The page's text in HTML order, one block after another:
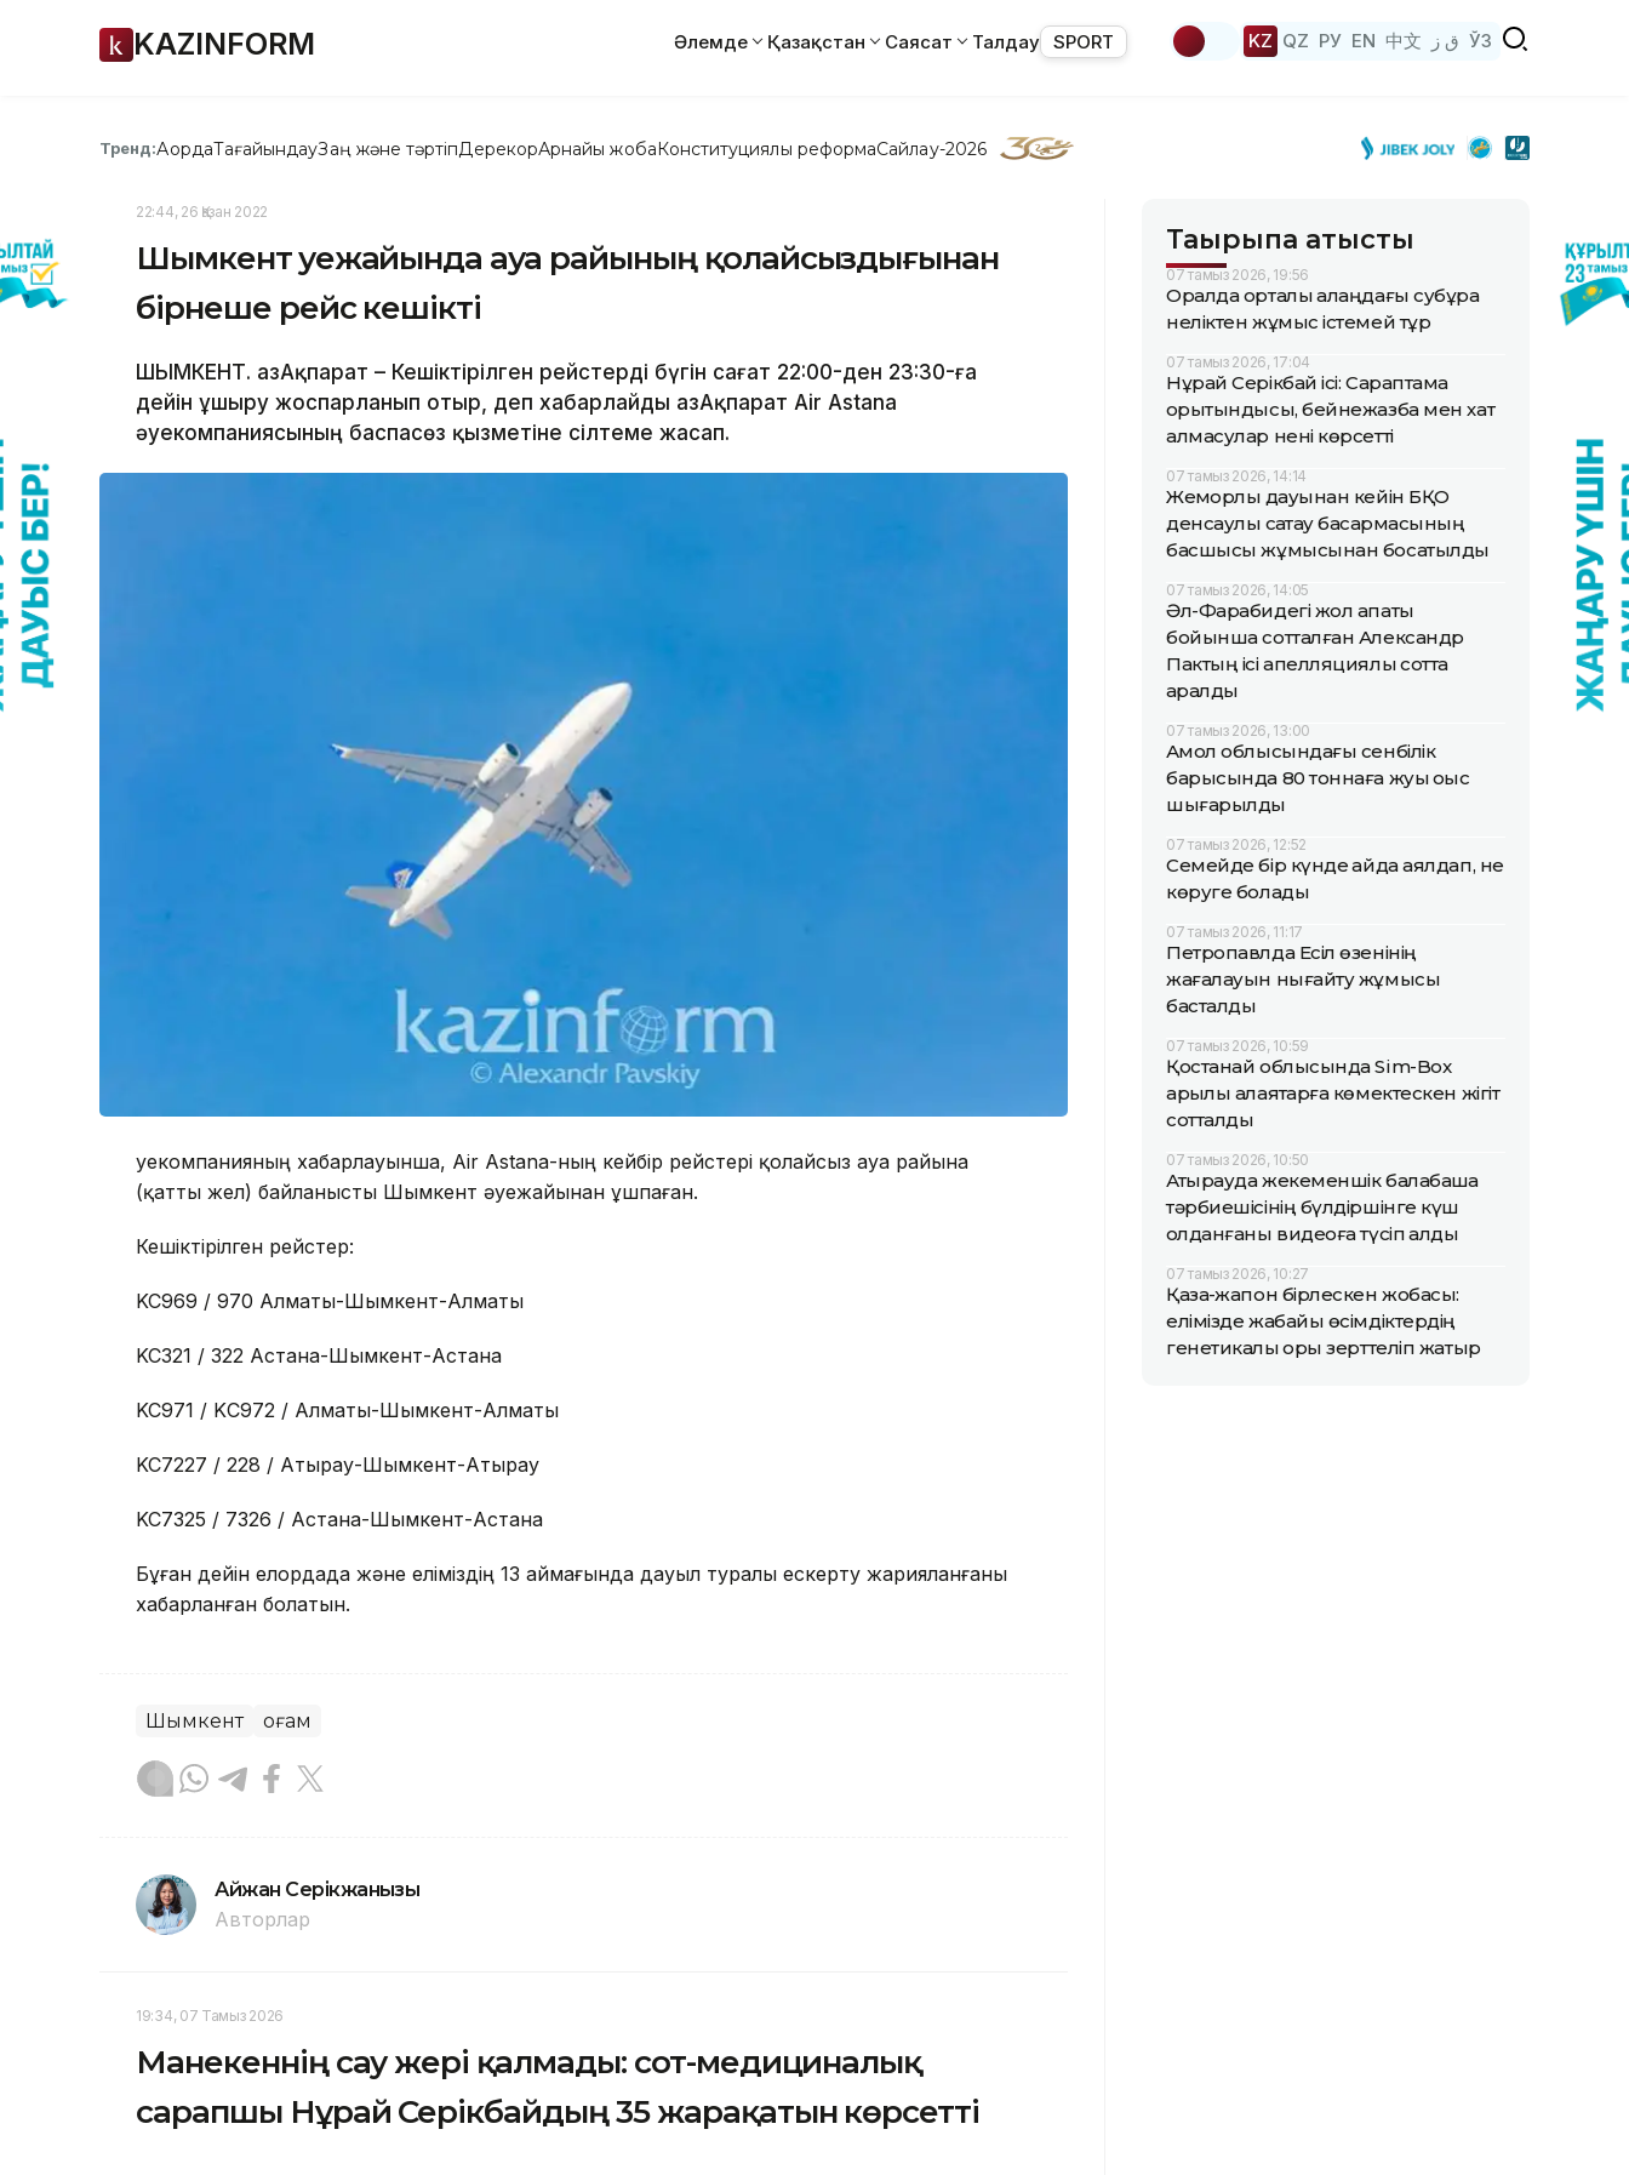
KAZINFORM Әлемде Қазақстан Саясат Талдау SPORT KZ QZ РУ EN 中文 ق ز ЎЗ
Тренд:АқордаТағайындауЗаң және тәртіпДерекқорАрнайы жобаКонституциялық реформаСайлау-2026
22:44, 26 Қазан 2022
Шымкент әуежайында ауа райының қолайсыздығынан
бірнеше рейс кешікті
ШЫМКЕНТ. ҚазАқпарат – Кешіктірілген рейстерді бүгін сағат 22:00-ден 23:30-ға
дейін ұшыру жоспарланып отыр, деп хабарлайды ҚазАқпарат Air Astana
әуекомпаниясының баспасөз қызметіне сілтеме жасап.
Әуекомпанияның хабарлауынша, Air Astana-ның кейбір рейстері қолайсыз ауа райына
(қатты жел) байланысты Шымкент әуежайынан ұшпаған.
Кешіктірілген рейстер:
KC969 / 970 Алматы-Шымкент-Алматы
KC321 / 322 Астана-Шымкент-Астана
KC971 / KС972 / Алматы-Шымкент-Алматы
KC7227 / 228 / Атырау-Шымкент-Атырау
KC7325 / 7326 / Астана-Шымкент-Астана
Бұған дейін елордада және еліміздің 13 аймағында дауыл туралы ескерту жарияланғаны
хабарланған болатын.
Шымкент Қоғам
Айжан Серікжанқызы
Авторлар
19:34, 07 Тамыз 2026
Манекеннің сау жері қалмады: сот-медициналық
сарапшы Нұрай Серікбайдың 35 жарақатын көрсетті
Тақырыпқа қатысты
07 тамыз 2026, 19:56
Оралда орталық алаңдағы субұрқақ
неліктен жұмыс істемей тұр
07 тамыз 2026, 17:04
Нұрай Серікбай ісі: Сараптама
қорытындысы, бейнежазба мен хат
алмасулар нені көрсетті
07 тамыз 2026, 14:14
Жемқорлық дауынан кейін БҚО
денсаулық сақтау басқармасының
басшысы жұмысынан босатылды
07 тамыз 2026, 14:05
Әл-Фарабидегі жол апаты
бойынша сотталған Александр
Пактың ісі апелляциялық сотта
қаралды
07 тамыз 2026, 13:00
Ақмол облысындағы сенбілік
барысында 80 тоннаға жуық қоқыс
шығарылды
07 тамыз 2026, 12:52
Семейде бір күнде қайда аялдап, не
көруге болады
07 тамыз 2026, 11:17
Петропавлда Есіл өзенінің
жағалауын нығайту жұмысы
басталды
07 тамыз 2026, 10:59
Қостанай облысында Sim-Box
арқылы алаяқтарға көмектескен жігіт
сотталды
07 тамыз 2026, 10:50
Атырауда жекеменшік балабақша
тәрбиешісінің бүлдіршінге күш
қолданғаны видеоға түсіп қалды
07 тамыз 2026, 10:27
Қазақ-жапон бірлескен жобасы:
елімізде жабайы өсімдіктердің
генетикалық қоры зерттеліп жатыр